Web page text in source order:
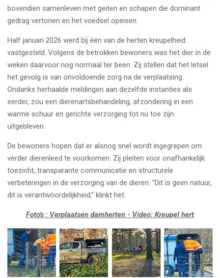
bovendien samenleven met geiten en schapen die dominant
gedrag vertonen en het voedsel opeisen.
Half januari 2026 werd bij één van de herten kreupelheid
vastgesteld. Volgens de betrokken bewoners was het dier in de
weken daarvoor nog normaal ter been. Zij stellen dat het letsel
het gevolg is van onvoldoende zorg na de verplaatsing.
Ondanks herhaalde meldingen aan dezelfde instanties als
eerder, zou een dierenartsbehandeling, afzondering in een
warme schuur en gerichte verzorging tot nu toe zijn
uitgebleven.
De bewoners hopen dat er alsnog snel wordt ingegrepen om
verder dierenleed te voorkomen. Zij pleiten voor onafhankelijk
toezicht, transparante communicatie en structurele
verbeteringen in de verzorging van de dieren. “Dit is geen natuur,
dit is verantwoordelijkheid,” klinkt het.
Foto's : Verplaatsen damherten - Video: Kreupel hert